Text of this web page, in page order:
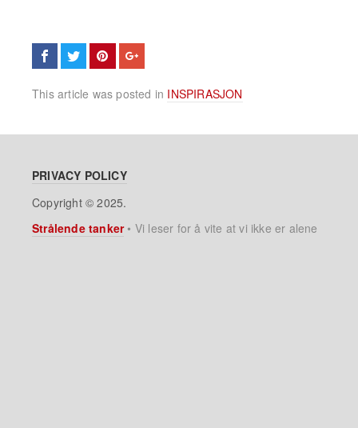
This article was posted in INSPIRASJON
PRIVACY POLICY
Copyright © 2025.
Strålende tanker• Vi leser for å vite at vi ikke er alene